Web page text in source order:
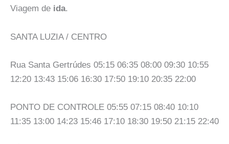
Viagem de ida.
SANTA LUZIA / CENTRO
Rua Santa Gertrúdes 05:15 06:35 08:00 09:30 10:55
12:20 13:43 15:06 16:30 17:50 19:10 20:35 22:00
PONTO DE CONTROLE 05:55 07:15 08:40 10:10
11:35 13:00 14:23 15:46 17:10 18:30 19:50 21:15 22:40